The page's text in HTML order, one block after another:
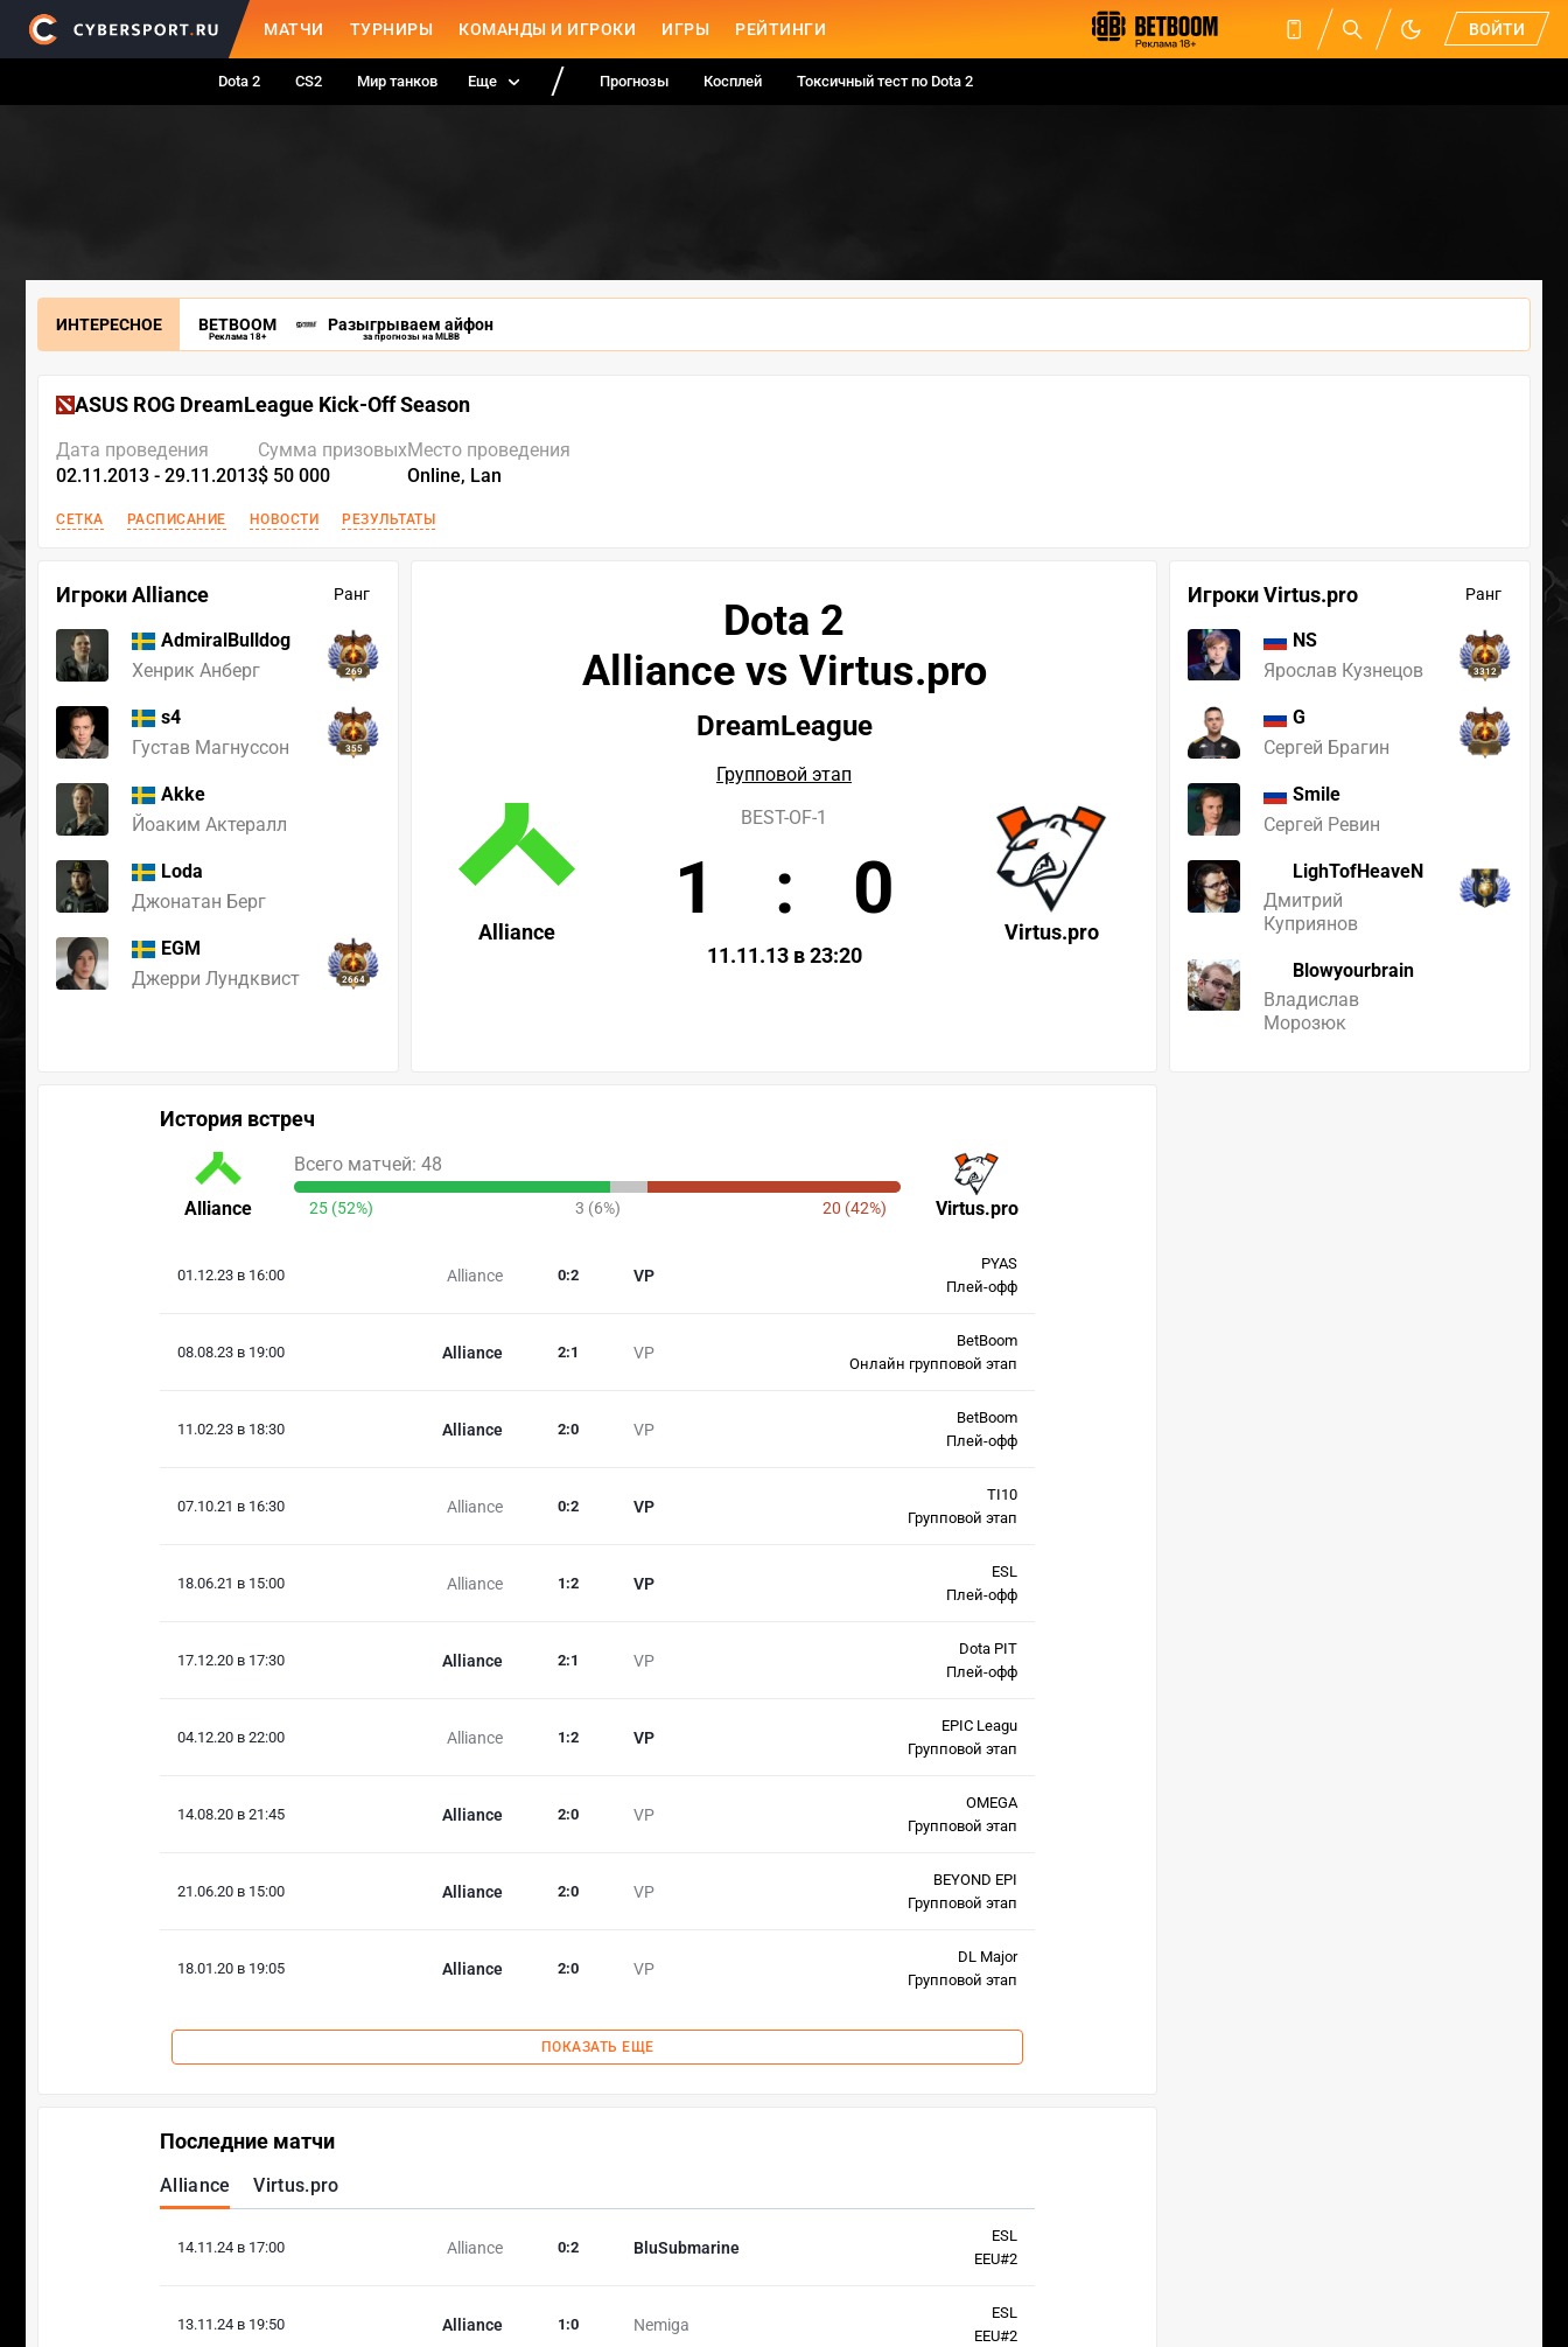
МАТЧИ ТУРНИРЫ КОМАНДЫ И ИГРОКИ ИГРЫ РЕЙТИНГИ ВОЙТИ
Dota 2 CS2 Мир танков Еще Прогнозы Косплей Токсичный тест по Dota 2
ИНТЕРЕСНОЕ BETBOOM
Реклама 18+
Разыгрываем айфон
за прогнозы на MLBB
ASUS ROG DreamLeague Kick-Off Season
Дата проведения
02.11.2013 - 29.11.2013
Сумма призовых
$ 50 000
Место проведения
Online, Lan
СЕТКА РАСПИСАНИЕ НОВОСТИ РЕЗУЛЬТАТЫ
Игроки Alliance Ранг
AdmiralBulldog
Хенрик Анберг
269
s4
Густав Магнуссон
355
Akke
Йоаким Актералл
Loda
Джонатан Берг
EGM
Джерри Лундквист
2664
Игроки Virtus.pro Ранг
NS
Ярослав Кузнецов
3312
G
Сергей Брагин
Smile
Сергей Ревин
LighTofHeaveN
Дмитрий
Куприянов
Blowyourbrain
Владислав
Морозюк
Dota 2
Alliance vs Virtus.pro
DreamLeague
Групповой этап
Alliance Virtus.pro
BEST-OF-1
1 : 0
11.11.13 в 23:20
История встреч
Alliance Virtus.pro
Всего матчей: 48
25 (52%) 3 (6%) 20 (42%)
01.12.23 в 16:00 Alliance VP
0:2
PYAS
Плей-офф
08.08.23 в 19:00 Alliance VP
2:1
BetBoom
Онлайн групповой этап
11.02.23 в 18:30 Alliance VP
2:0
BetBoom
Плей-офф
07.10.21 в 16:30 Alliance VP
0:2
TI10
Групповой этап
18.06.21 в 15:00 Alliance VP
1 :2
ESL
Плей-офф
17.12.20 в 17:30 Alliance VP
2:1
Dota PIT
Плей-офф
04.12.20 в 22:00 Alliance VP
1 :2
EPIC Leagu
Групповой этап
14.08.20 в 21:45 Alliance VP
2:0
OMEGA
Групповой этап
21.06.20 в 15:00 Alliance VP
2:0
BEYOND EPI
Групповой этап
18.01.20 в 19:05 Alliance VP
2:0
DL Major
Групповой этап
ПОКАЗАТЬ ЕЩЕ
Последние матчи
Alliance Virtus.pro
14.11.24 в 17:00 Alliance BluSubmarine
0:2
ESL
EEU#2
13.11.24 в 19:50 Alliance Nemiga
1 :0
ESL
EEU#2